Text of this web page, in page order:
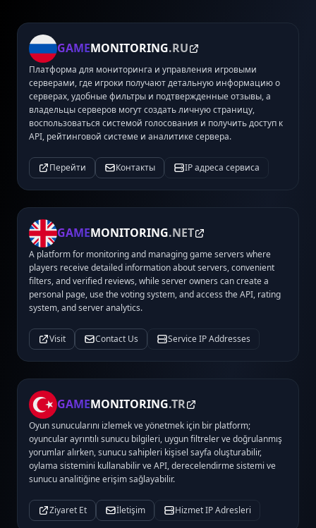
GAMEMONITORING.RU
Платформа для мониторинга и управления игровыми
серверами, где игроки получают детальную информацию о
серверах, удобные фильтры и подтвержденные отзывы, а
владельцы серверов могут создать личную страницу,
воспользоваться системой голосования и получить доступ к
API, рейтинговой системе и аналитике сервера.
Перейти Контакты IP адреса сервиса
GAMEMONITORING.NET
A platform for monitoring and managing game servers where
players receive detailed information about servers, convenient
filters, and verified reviews, while server owners can create a
personal page, use the voting system, and access the API, rating
system, and server analytics.
Visit Contact Us Service IP Addresses
GAMEMONITORING.TR
Oyun sunucularını izlemek ve yönetmek için bir platform;
oyuncular ayrıntılı sunucu bilgileri, uygun filtreler ve doğrulanmış
yorumlar alırken, sunucu sahipleri kişisel sayfa oluşturabilir,
oylama sistemini kullanabilir ve API, derecelendirme sistemi ve
sunucu analitiğine erişim sağlayabilir.
Ziyaret Et İletişim Hizmet IP Adresleri